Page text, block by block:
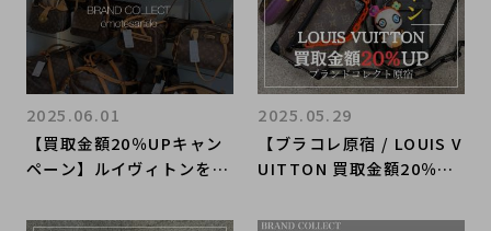
【買取金額20％UPキャン
ペーン】ルイヴィトンを売
ランド品売るならブランド
2025.06.01
【ブラコレ原宿 / LOUIS V
UITTON 買取金額20％U
ヴィトンの買取金額が20％
2025.05.29